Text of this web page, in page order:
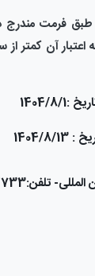
طبق فرمت
اعتبار آن كمتر
:1404/8/1
1404/8/13
21912833